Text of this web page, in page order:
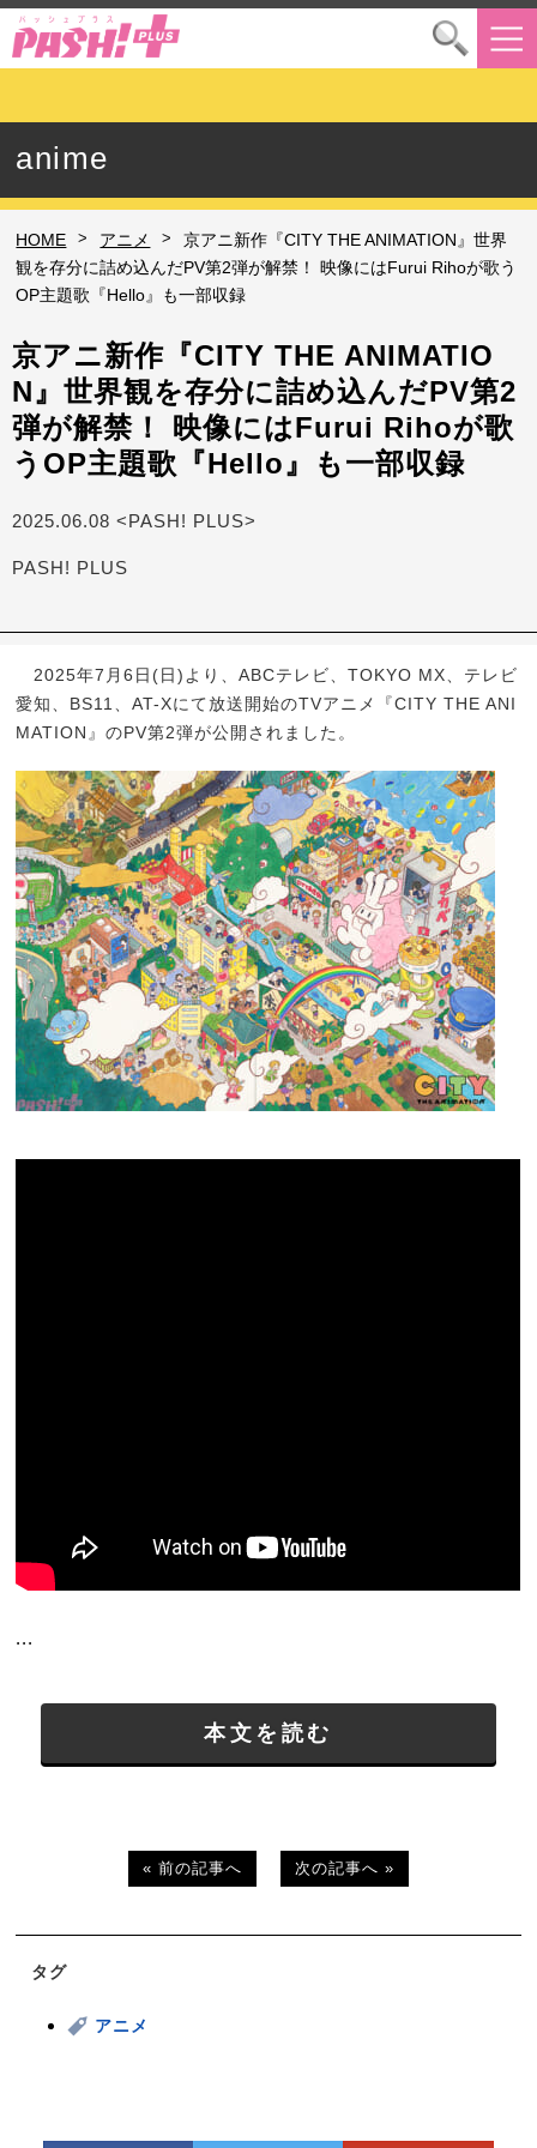
anime
HOME > アニメ >
京アニ新作『CITY THE ANIMATION』世界
観を存分に詰め込んだPV第2弾が解禁！ 映像にはFurui Rihoが歌う
OP主題歌『Hello』も一部収録
京アニ新作『CITY THE ANIMATIO
N』世界観を存分に詰め込んだPV第2
弾が解禁！ 映像にはFurui Rihoが歌
うOP主題歌『Hello』も一部収録
2025.06.08 <PASH! PLUS>
PASH! PLUS
2025年7月6日(日)より、ABCテレビ、TOKYO MX、テレビ
愛知、BS11、AT-Xにて放送開始のTVアニメ『CITY THE ANI
MATION』のPV第2弾が公開されました。
...
本文を読む
« 前の記事へ 次の記事へ »
タグ
アニメ